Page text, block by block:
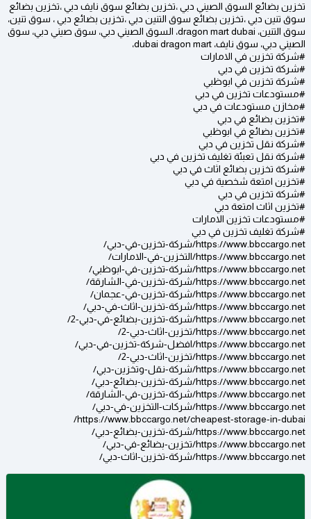
تخزين بضائع السوق الصيني دبي ،تخزين بضائع سوق نايف دبي ،تخزين بضائع
سوق تنين دبي ،تخزين بضائع سوق التنين دبي ،تخزين بضائع دبي ، سوق تنين،
سوق التنين، dragon mart dubai، السوق الصيني دبي، سوق صيني دبي، سوق
الصيني دبي، سوق نايف، dubai dragon mart،
#شركة تخزين في الامارات
#شركة تخزين في دبي
#شركة تخزين في ابوظبي
#مستودعات تخزين في دبي
#مخازن مستودعات في دبي
#تخزين بضائع في دبي
#تخزين بضائع في ابوظبي
#شركة نقل تخزين في دبي
#شركة نقل تعبئة تغليف تخزين في دبي
#شركة تخزين بضائع اثاث في دبي
#تخزين امتعة شخصية في دبي
#شركة تخزين في دبي
#تخزين اثاث امتعة دبي
#مستودعات تخزين الامارات
#شركة تغليف تخزين في دبي
https://www.bbccargo.net/شركة-تخزين-في-دبي/
https://www.bbccargo.net/التخزين-في-الامارات/
https://www.bbccargo.net/شركة-تخزين-في-ابوظبي/
https://www.bbccargo.net/شركة-تخزين-في-الشارقة/
https://www.bbccargo.net/شركة-تخزين-في-عجمان/
https://www.bbccargo.net/شركة-تخزين-اثاث-في-دبي/
https://www.bbccargo.net/شركة-تخزين-بضائع-في-دبي-2/
https://www.bbccargo.net/تخزين-اثاث-دبي-2/
https://www.bbccargo.net/افضل-شركة-تخزين-في-دبي/
https://www.bbccargo.net/تخزين-اثاث-دبي-2/
https://www.bbccargo.net/شركة-نقل-وتخزين-دبي/
https://www.bbccargo.net/شركة-تخزين-بضائع-دبي/
https://www.bbccargo.net/شركة-تخزين-في-الشارقة/
https://www.bbccargo.net/شركات-التخزين-في-دبي/
https://www.bbccargo.net/cheapest-storage-in-dubai/
https://www.bbccargo.net/شركة-تخزين-بضائع-دبي/
https://www.bbccargo.net/تخزين-بضائع-في-دبي/
https://www.bbccargo.net/شركة-تخزين-اثاث-دبي/